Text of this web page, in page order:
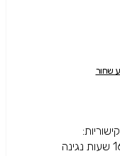
טווח תדרים: 20 Hz – 20 kHz קישוריות:
BlueTooth 4.1 חיי סוללה: עד 16 שעות נגינה